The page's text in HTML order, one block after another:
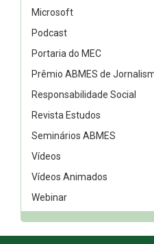
Microsoft
Podcast
Portaria do MEC
Prêmio ABMES de
Responsabilidade Social
Revista Estudos
Seminários ABMES
Vídeos
Vídeos Animados
Webinar